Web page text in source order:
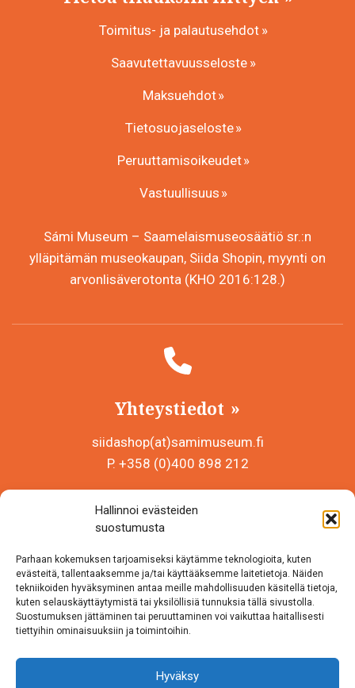
Hallinnoi evästeiden
suostumusta
Parhaan kokemuksen tarjoamiseksi käytämme teknologioita, kuten
evästeitä, tallentaaksemme ja/tai käyttääksemme laitetietoja. Näiden
tekniikoiden hyväksyminen antaa meille mahdollisuuden käsitellä tietoja,
kuten selauskäyttäytymistä tai yksilöllisiä tunnuksia tällä sivustolla.
Suostumuksen jättäminen tai peruuttaminen voi vaikuttaa haitallisesti
tiettyihin ominaisuuksiin ja toimintoihin.
Hyväksy
Toimitus- ja palautusehdot
Saavutettavuusseloste
Maksuehdot
Tietosuojaseloste
Peruuttamisoikeudet
Vastuullisuus
Sámi Museum – Saamelaismuseosäätiö sr.:n
ylläpitämän museokaupan, Siida Shopin, myynti on
arvonlisäverotonta (KHO 2016:128.)
Yhteystiedot
siidashop(at)samimuseum.fi
P. +358 (0)400 898 212
Y-tunnus 0625907-2
Inarintie 46
99870 Inari
Löydät meidät myös somesta!
Instagram